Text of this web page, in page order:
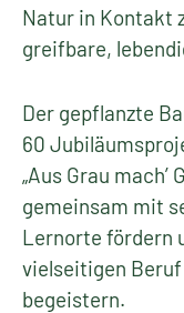
Natur in Kontakt
greifbare,
Der gepflanzte
60
„Aus Grau mach’
gemeinsam mit
Lernorte fördern
vielseitigen
begeistern.